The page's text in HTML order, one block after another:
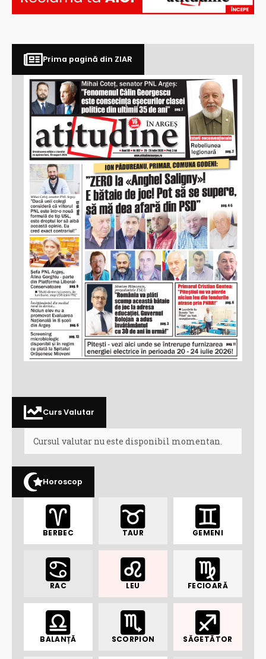
Prima pagină din ZIAR
Curs Valutar
Cursul valutar nu este disponibil momentan.
Horoscop
BERBEC TAUR GEMENI
RAC LEU FECIOARĂ
BALANȚĂ SCORPION SĂGETĂTOR